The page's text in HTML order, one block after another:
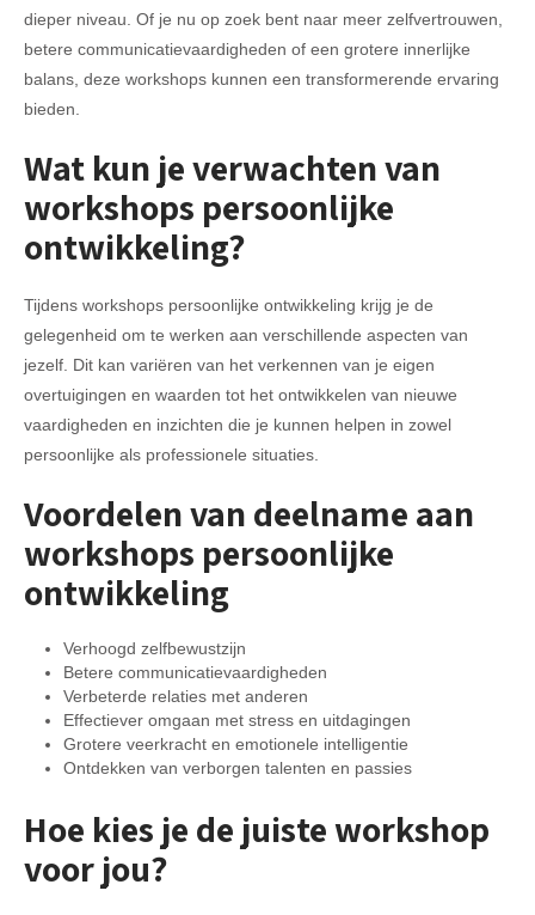
dieper niveau. Of je nu op zoek bent naar meer zelfvertrouwen,
betere communicatievaardigheden of een grotere innerlijke
balans, deze workshops kunnen een transformerende ervaring
bieden.
Wat kun je verwachten van
workshops persoonlijke
ontwikkeling?
Tijdens workshops persoonlijke ontwikkeling krijg je de
gelegenheid om te werken aan verschillende aspecten van
jezelf. Dit kan variëren van het verkennen van je eigen
overtuigingen en waarden tot het ontwikkelen van nieuwe
vaardigheden en inzichten die je kunnen helpen in zowel
persoonlijke als professionele situaties.
Voordelen van deelname aan
workshops persoonlijke
ontwikkeling
Verhoogd zelfbewustzijn
Betere communicatievaardigheden
Verbeterde relaties met anderen
Effectiever omgaan met stress en uitdagingen
Grotere veerkracht en emotionele intelligentie
Ontdekken van verborgen talenten en passies
Hoe kies je de juiste workshop
voor jou?